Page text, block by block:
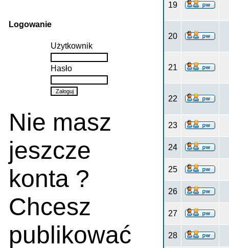
Logowanie
Użytkownik
Hasło
Nie masz
jeszcze
konta ?
Chcesz
publikować
19
20
21
22
23
24
25
26
27
28